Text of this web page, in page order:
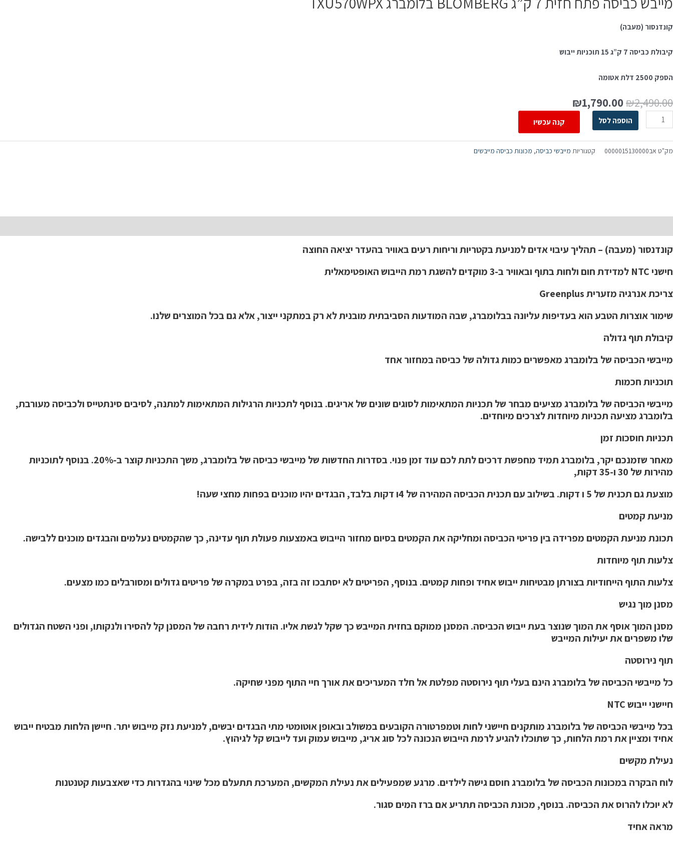
קונדנסור (מעבה)
קיבולת כביסה 7 ק”ג 15 תוכניות ייבוש
הספק 2500 דלת אטומה
₪2,490.00
₪1,790.00
הוספה לסל קנה עכשיו
מק"ט אב0000015130000 קטגוריות מייבשי כביסה, מכונות כביסה מייבשים
קונדנסור (מעבה) – תהליך עיבוי אדים למניעת בקטריות וריחות רעים באוויר בהעדר יציאה החוצה
חישני NTC למדידת חום ולחות בתוף ובאוויר ב-3 מוקדים להשגת רמת הייבוש האופטימאלית
צריכת אנרגיה מזערית Greenplus
שימור אוצרות הטבע הוא בעדיפות עליונה בבלומברג, שבה המודעות הסביבתית מובנית לא רק במתקני ייצור, אלא גם בכל המוצרים שלנו.
קיבולת תוף גדולה
מייבשי הכביסה של בלומברג מאפשרים כמות גדולה של כביסה במחזור אחד
תוכניות חכמות
מייבשי הכביסה של בלומברג מציעים מבחר של תכניות המתאימות לסוגים שונים של אריגים. בנוסף לתכניות הרגילות המתאימות למתנה, לסיבים סינתטייס ולכביסה מעורבת,
בלומברג מציעה תכניות מיוחדות לצרכים מיוחדים.
תכניות חוסכות זמן
מאחר שזמנכם יקר, בלומברג תמיד מחפשת דרכים לתת לכם עוד זמן פנוי. בסדרות החדשות של מייבשי כביסה של בלומברג, משך התכניות קוצר ב-20%. בנוסף לתוכניות
מהירות של 30 ו-35 דקות,
מוצעת גם תכנית של 5 ו דקות. בשילוב עם תכנית הכביסה המהירה של 4ו דקות בלבד, הבגדים יהיו מוכנים בפחות מחצי שעה!
מניעת קמטים
תכונת מניעת הקמטים מפרידה בין פריטי הכביסה ומחליקה את הקמטים בסיום מחזור הייבוש באמצעות פעולת תוף עדינה, כך שהקמטים נעלמים והבגדים מוכנים ללבישה.
צלעות תוף מיוחדות
צלעות התוף הייחודיות בצורתן מבטיחות ייבוש אחיד ופחות קמטים. בנוסף, הפריטים לא יסתבכו זה בזה, בפרט במקרה של פריטים גדולים ומסורבלים כמו מצעים.
מסנן מוך נגיש
מסנן המוך אוסף את המוך שנוצר בעת ייבוש הכביסה. המסנן ממוקם בחזית המייבש כך שקל לגשת אליו. הודות לידית רחבה של המסנן קל להסירו ולנקותו, ופני השטח הגדולים
שלו משפרים את יעילות המייבש
תוף נירוסטה
כל מייבשי הכביסה של בלומברג הינם בעלי תוף נירוסטה מפלטת אל חלד המעריכים את אורך חיי התוף מפני שחיקה.
חיישני ייבוש NTC
בכל מייבשי הכביסה של בלומברג מותקנים חיישני לחות וטמפרטורה הקובעים במשולב ובאופן אוטומטי מתי הבגדים יבשים, למניעת נזק מייבוש יתר. חיישן הלחות מבטיח ייבוש
אחיד ומציין את רמת הלחות, כך שתוכלו להגיע לרמת הייבוש הנכונה לכל סוג אריג, מייבוש עמוק ועד לייבוש קל לגיהוץ.
נעילת מקשים
לוח הבקרה במכונות הכביסה של בלומברג חוסם גישה לילדים. מרגע שמפעילים את נעילת המקשים, המערכת תתעלם מכל שינוי בהגדרות כדי שאצבעות קטנטנות
לא יוכלו להרוס את הכביסה. בנוסף, מכונת הכביסה תתריע אם ברז המים סגור.
מראה אחיד